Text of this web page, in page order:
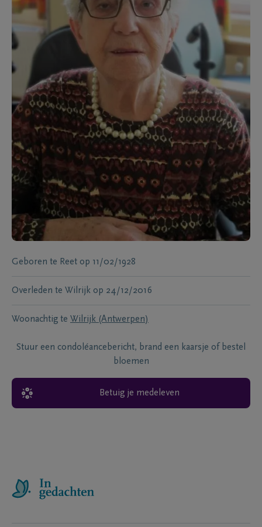
Geboren te Reet op 11/02/1928
Overleden te Wilrijk op 24/12/2016
Woonachtig te Wilrijk (Antwerpen)
Stuur een condoléancebericht, brand een kaarsje of bestel
bloemen
Betuig je medeleven